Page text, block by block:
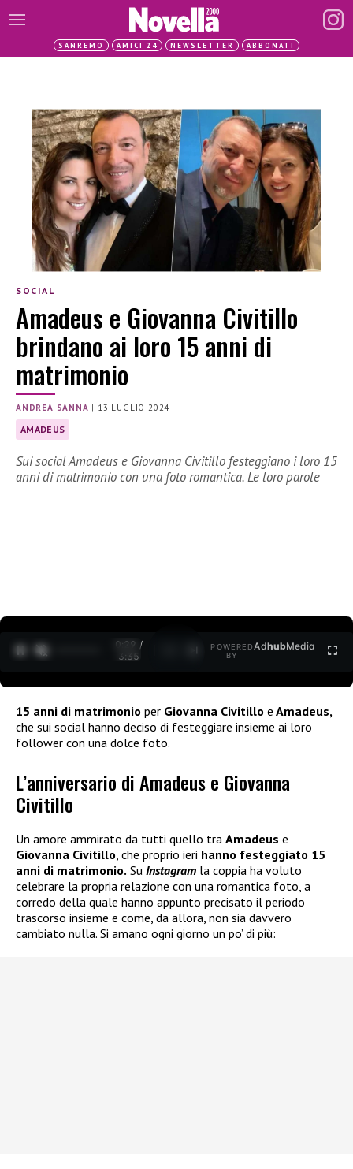
SANREMO AMICI 24 NEWSLETTER ABBONATI
SOCIAL
Amadeus e Giovanna Civitillo
brindano ai loro 15 anni di
matrimonio
ANDREA SANNA | 13 LUGLIO 2024
AMADEUS
Sui social Amadeus e Giovanna Civitillo festeggiano i loro 15
anni di matrimonio con una foto romantica. Le loro parole
0:30 /
3:35
POWERED
BY
AdhubMedia
15 anni di matrimonio per Giovanna Civitillo e Amadeus,
che sui social hanno deciso di festeggiare insieme ai loro
follower con una dolce foto.
L’anniversario di Amadeus e Giovanna
Civitillo
Un amore ammirato da tutti quello tra Amadeus e
Giovanna Civitillo, che proprio ieri hanno festeggiato 15
anni di matrimonio. Su Instagram la coppia ha voluto
celebrare la propria relazione con una romantica foto, a
corredo della quale hanno appunto precisato il periodo
trascorso insieme e come, da allora, non sia davvero
cambiato nulla. Si amano ogni giorno un po’ di più: